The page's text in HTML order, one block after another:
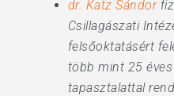
dr. Katz Sándor
Csillagászati
felsőoktatásért
több mint 25
tapasztalattal